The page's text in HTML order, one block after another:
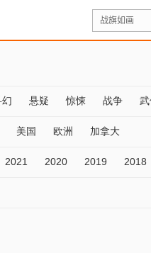
悬疑 惊悚 战争
美国 欧洲 加拿大
2021 2020 2019 2018